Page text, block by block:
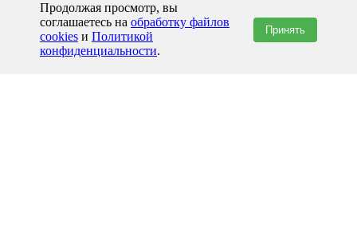
Продолжая просмотр, вы
соглашаетесь на обработку файлов
cookies и Политикой
конфиденциальности.
Принять